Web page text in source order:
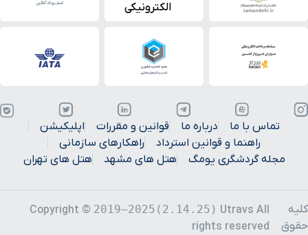
تماس با ما درباره ما قوانین و مقررات
اپلیکیشن
راهنما و قوانین استرداد
راهکارهای سازمانی
مجله گردشگری یومگ
هتل های مشهد هتل های تهران
کلیه
حقوق
Copyright © 2019–2025(2.14.25) Utravs All
rights reserved